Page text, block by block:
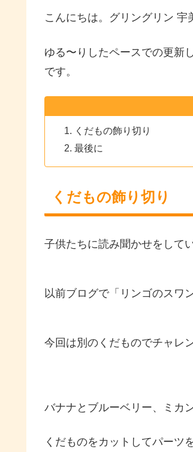
こんにちは。グリングリン 宇
ゆる〜りしたペースでの更新
です。
くだもの飾り切り
最後に
くだもの飾り切り
子供たちに読み聞かせをして
以前ブログで「リンゴのスワ
今回は別のくだものでチャレ
バナナとブルーベリー、ミカ
くだものをカットしてパーツ